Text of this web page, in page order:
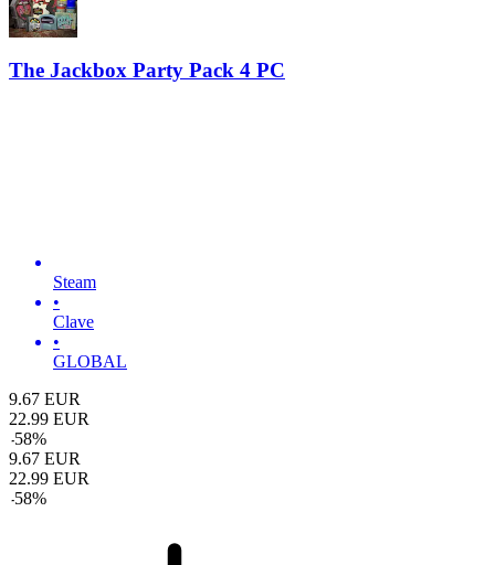
The Jackbox Party Pack 4 PC
Steam
•
Clave
•
GLOBAL
9.67 EUR
22.99 EUR
-58%
9.67 EUR
22.99 EUR
-58%